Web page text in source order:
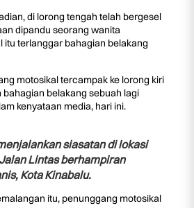
di lorong tengah telah bergesel
dipandu seorang wanita
itu terlanggar bahagian belakang
motosikal tercampak ke lorong kiri
belakang sebuah lagi
kenyataan media, hari ini.
siasatan di lokasi
Lintas berhampiran
Kota Kinabalu.
itu, penunggang motosikal